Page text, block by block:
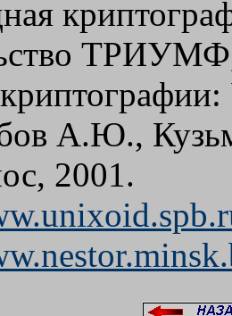
А.Ю.,
2001.